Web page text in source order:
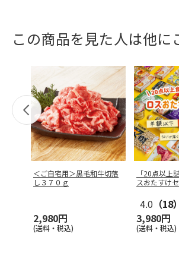
この商品を見た人は他に
＜ご自宅用＞黒毛和牛切落
し３７０ｇ
2,980円
(送料・税込)
「20点以上
スおたすけセ
4.0 （18）
3,980円
(送料・税込)